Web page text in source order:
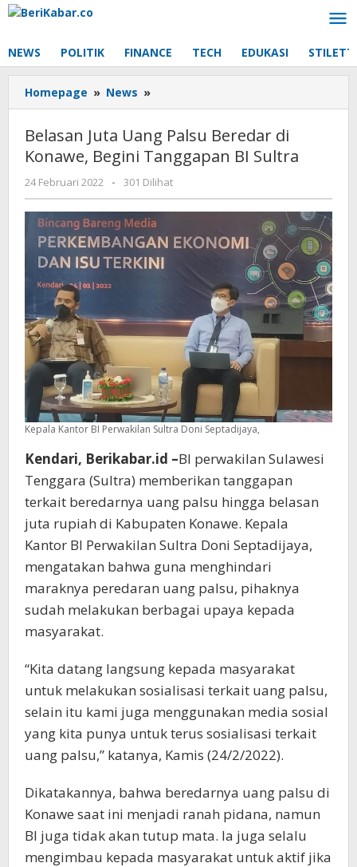
Lewati
NEWS POLITIK FINANCE TECH EDUKASI
Homepage » News »
Juta
Palsu
Beredar
di
Begini
Tanggapan
BI
Sultra
Belasan Juta Uang Palsu Beredar di
Konawe, Begini Tanggapan BI Sultra
24 Februari 2022
oleh
Beri
Kabar
- 301 Dilihat
Kepala Kantor BI Perwakilan Sultra Doni Septadijaya,
Kendari, Berikabar.id –BI perwakilan Sulawesi
Tenggara (Sultra) memberikan tanggapan
terkait beredarnya uang palsu hingga belasan
juta rupiah di Kabupaten Konawe. Kepala
Kantor BI Perwakilan Sultra Doni Septadijaya,
mengatakan bahwa guna menghindari
maraknya peredaran uang palsu, pihaknya
sudah melakukan berbagai upaya kepada
masyarakat.
“Kita datang langsung kepada masyarakat
untuk melakukan sosialisasi terkait uang palsu,
selain itu kami juga menggunakan media sosial
yang kita punya untuk terus sosialisasi terkait
uang palsu,” katanya, Kamis (24/2/2022).
Dikatakannya, bahwa beredarnya uang palsu di
Konawe saat ini menjadi ranah pidana, namun
BI juga tidak akan tutup mata. Ia juga selalu
mengimbau kepada masyarakat untuk aktif jika